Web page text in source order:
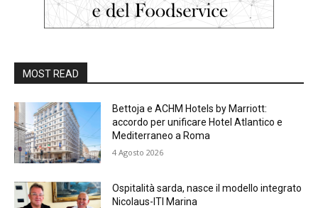
MOST READ
Bettoja e ACHM Hotels by Marriott:
accordo per unificare Hotel Atlantico e
Mediterraneo a Roma
4 Agosto 2026
Ospitalità sarda, nasce il modello integrato
Nicolaus-ITI Marina